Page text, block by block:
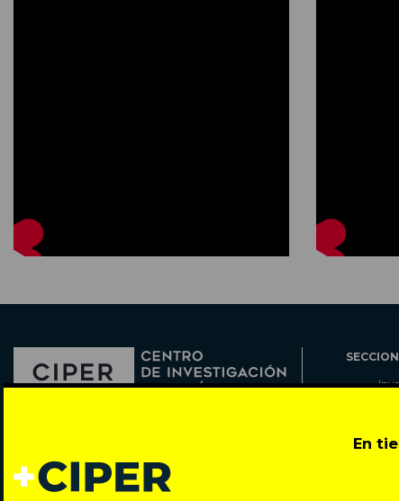
En
Todos los derechos reservados © 2007-2026